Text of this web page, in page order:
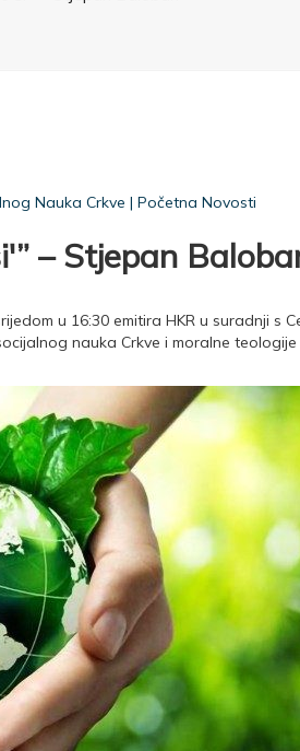
Nauka Crkve | Početna Novosti
– Stjepan
u 16:30 emitira HKR u suradnji
nauka Crkve i moralne